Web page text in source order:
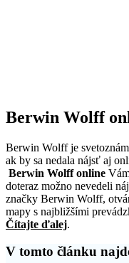
Berwin Wolff
Berwin Wolff je
ak by sa nedala nájsť aj
Berwin Wolff online
doteraz možno nevedeli
značky Berwin Wolff,
mapy s najbližšími
Čítajte ďalej.
V tomto článku